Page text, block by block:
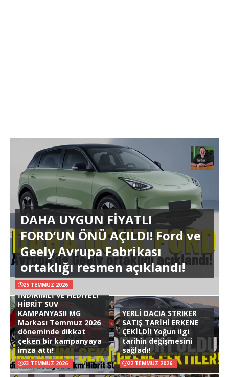
DAHA UYGUN FİYATLI
FORD’UN ÖNÜ AÇILDI! Ford ve
Geely Avrupa Fabrikası
ortaklığı resmen açıklandı!
25 TEMMUZ 2026
İNDİRİMLİ VE HEDİYELİ
HİBRİT SUV
KAMPANYASI! MG
Markası Temmuz 2026
döneminde dikkat
çeken bir kampanyaya
imza attı!
23 TEMMUZ 2026
YERLİ DACIA STRIKER
SATIŞ TARİHİ ERKENE
ÇEKİLDİ! Yoğun ilgi
tarihin değişmesini
sağladı!
22 TEMMUZ 2026